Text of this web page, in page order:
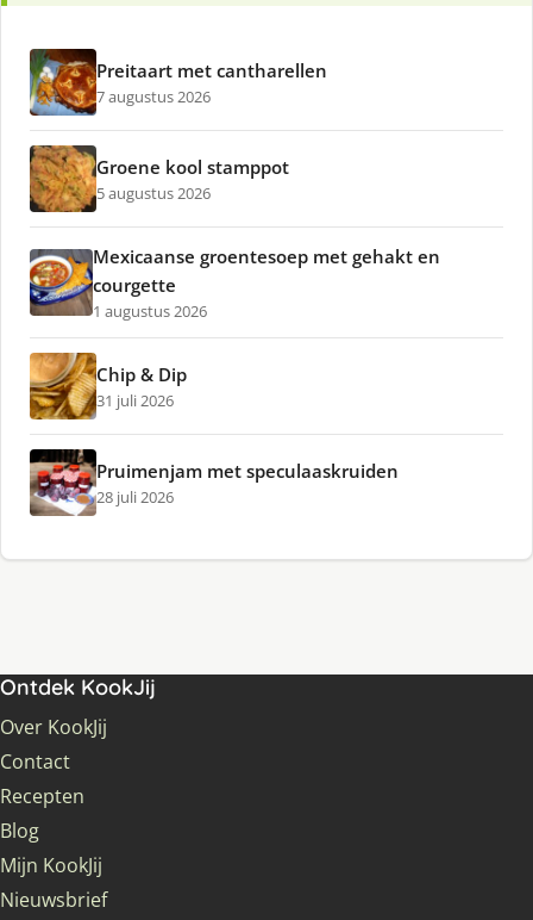
Preitaart met cantharellen
7 augustus 2026
Groene kool stamppot
5 augustus 2026
Mexicaanse groentesoep met gehakt en
courgette
1 augustus 2026
Chip & Dip
31 juli 2026
Pruimenjam met speculaaskruiden
28 juli 2026
Ontdek KookJij
Over KookJij
Contact
Recepten
Blog
Mijn KookJij
Nieuwsbrief